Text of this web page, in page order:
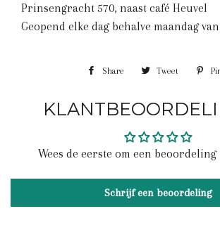
Prinsengracht 570, naast café Heuvel
Geopend elke dag behalve maandag
Share Share
Facebook
Tweet Tweet
Twitter
Wees de eerste om een
Schrijf een beoordeling